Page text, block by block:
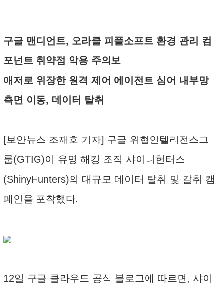
구글 맨디언트, 오라클 피플소프트 환경 관리 컴
포넌트 취약점 악용 주의보
애저로 위장한 원격 제어 에이전트 심어 내부망
측면 이동, 데이터 탈취
[보안뉴스 조재호 기자] 구글 위협인텔리전스그
룹(GTIG)이 유명 해킹 조직 샤이니헌터스
(ShinyHunters)의 대규모 데이터 탈취 및 갈취 캠
페인을 포착했다.
12일 구글 클라우드 공식 블로그에 따르면, 샤이